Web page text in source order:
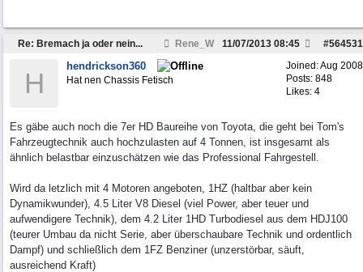
Re: Bremach ja oder nein... Rene_W #564531
11/07/2013 08:45
Joined:Aug 2008
Posts: 848
Likes: 4
H
hendrickson360
Hat nen Chassis Fetisch
Es gäbe auch noch die 7er HD Baureihe von Toyota, die geht bei Tom's
Fahrzeugtechnik auch hochzulasten auf 4 Tonnen, ist insgesamt als
ähnlich belastbar einzuschätzen wie das Professional Fahrgestell.
Wird da letzlich mit 4 Motoren angeboten, 1HZ (haltbar aber kein
Dynamikwunder), 4.5 Liter V8 Diesel (viel Power, aber teuer und
aufwendigere Technik), dem 4.2 Liter 1HD Turbodiesel aus dem HDJ100
(teurer Umbau da nicht Serie, aber überschaubare Technik und ordentlich
Dampf) und schließlich dem 1FZ Benziner (unzerstörbar, säuft,
ausreichend Kraft)